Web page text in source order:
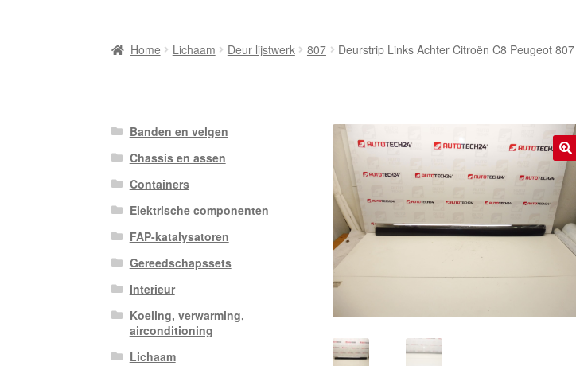
Over ons PrivacybeleidWereldwijde verzendingWinkelwagen
Home Lichaam Deur lijstwerk 807 Deurstrip Links Achter Citroën C8 Peugeot
🔍
Banden en velgen
Chassis en assen
Containers
Elektrische componenten
FAP-katalysatoren
Gereedschapssets
Interieur
Koeling, verwarming,
airconditioning
Lichaam